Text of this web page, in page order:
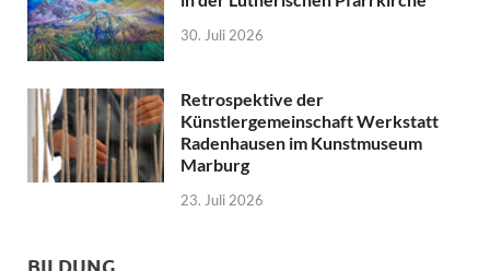
30. Juli 2026
Retrospektive der
Künstlergemeinschaft Werkstatt
Radenhausen im Kunstmuseum
Marburg
23. Juli 2026